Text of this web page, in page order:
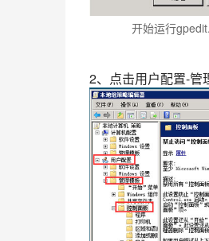
开始运行
2、点击用户配置-管